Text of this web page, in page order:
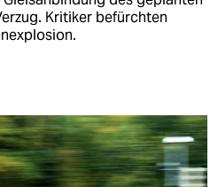
Kritiker befürchten